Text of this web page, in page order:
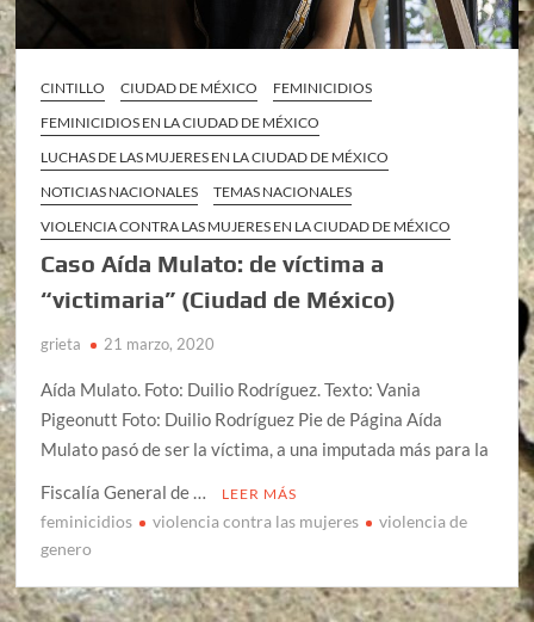
CINTILLO CIUDAD DE MÉXICO
FEMINICIDIOS
FEMINICIDIOS EN LA CIUDAD DE MÉXICO
LUCHAS DE LAS MUJERES EN LA CIUDAD DE MÉXICO
NOTICIAS NACIONALES
TEMAS NACIONALES
VIOLENCIA CONTRA LAS MUJERES EN LA CIUDAD DE MÉXICO
Caso Aída Mulato: de víctima a
“victimaria” (Ciudad de México)
grieta 21 marzo, 2020
Aída Mulato. Foto: Duilio Rodríguez. Texto: Vania
Pigeonutt Foto: Duilio Rodríguez Pie de Página Aída
Mulato pasó de ser la víctima, a una imputada más para la
Fiscalía General de …
LEER MÁS
feminicidios violencia contra las mujeres
violencia de
genero